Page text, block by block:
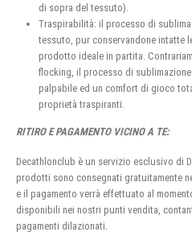
di sopra del tessuto).
Traspirabilità: il processo di
tessuto, pur conservandone intatte
prodotto ideale in partita.
flocking, il processo di
palpabile ed un comfort di gioco
proprietà traspiranti.
RITIRO E PAGAMENTO VICINO A TE:
Decathlonclub è un servizio esclusivo di
prodotti sono consegnati gratuitamente
e il pagamento verrà effettuato al
disponibili nei nostri punti vendita,
pagamenti dilazionati.